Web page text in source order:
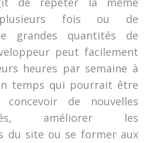
fois ou de
grandes quantités de
peut facilement
heures par semaine à
temps qui pourrait être
de nouvelles
améliorer les
du site ou se former aux